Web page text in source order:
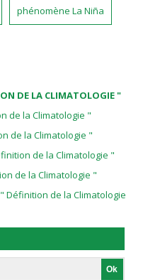
phénomène La Niña
DE LA CLIMATOLOGIE "
de la Climatologie "
de la Climatologie "
de la Climatologie "
de la Climatologie "
" Définition de la Climatologie "